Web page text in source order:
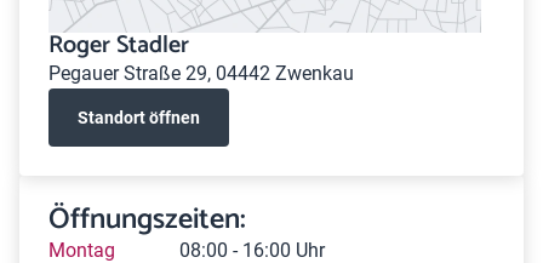
Roger Stadler
Pegauer Straße 29, 04442 Zwenkau
Standort öffnen
Öffnungszeiten:
Montag
08:00 - 16:00 Uhr